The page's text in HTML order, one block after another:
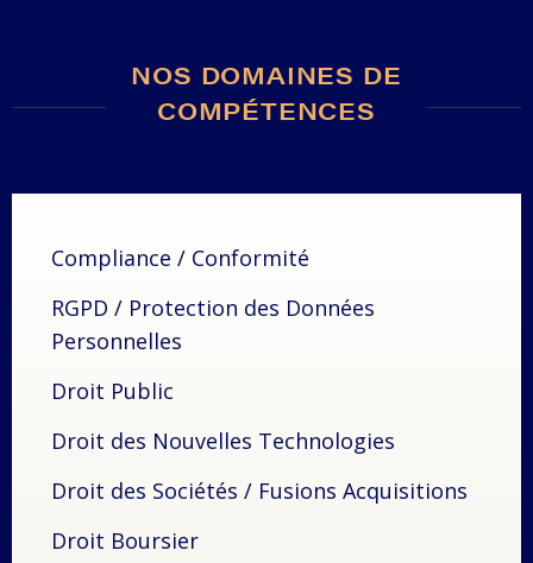
NOS DOMAINES DE
COMPÉTENCES
Compliance / Conformité
RGPD / Protection des Données
Personnelles
Droit Public
Droit des Nouvelles Technologies
Droit des Sociétés / Fusions Acquisitions
Droit Boursier